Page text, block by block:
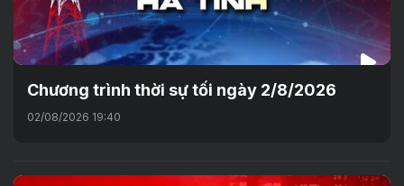
Chương trình thời sự tối ngày 2/8/2026
02/08/2026 19:40